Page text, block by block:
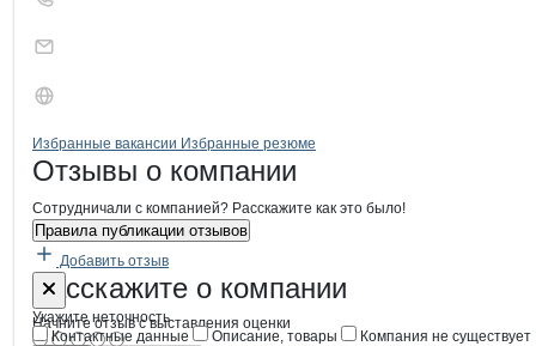
Брендыкомпани СЕВЕРО-
Вакансии вСЕВЕРО-КАВКАЗСКИЙ
Избранные вакансии Избранные резюме
Новости oСЕВЕРО-КАВКАЗСКИЙ
Отзывы о компании
Сотрудничали с компанией? Расскажите как это было!
Правила публикации отзывов
Добавить отзыв
Расскажите о компании
Начните отзыв с выставления оценки
Форма обратной связи о
Укажите неточность
Контактные данные
Описание, товары Компания не существует